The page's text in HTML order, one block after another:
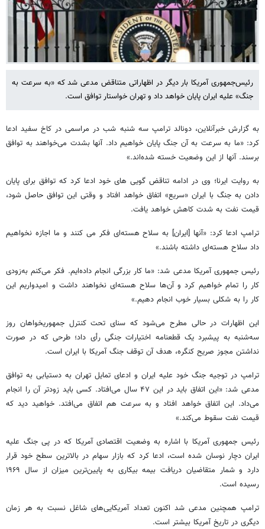
رئیس‌جمهوری آمریکا بار دیگر در اظهاراتی متناقض مدعی شد که «به سرعت به
جنگ» علیه ایران پایان خواهد داد و تهران خواستار توافق است.
به گزارش خبرآنلاین، دونالد ترامپ سه شنبه شب در مراسمی در کاخ سفید ادعا
کرد: «ما به سرعت به آن جنگ پایان خواهیم داد. آنها بشدت می‌خواهند به توافق
برسند. آنها از این وضعیت خسته شده‌اند.»
به روایت ایرنا؛ وی در ادامه تناقض گویی های خود ادعا کرد که توافق برای پایان
دادن به جنگ با ایران «سریع» اتفاق خواهد افتاد و وقتی این توافق حاصل شود،
قیمت نفت به شدت کاهش خواهد یافت.
ترامپ ادعا کرد: «آنها [ایران] به سلاح هسته‌ای فکر می کنند و ما اجازه نخواهیم
داد سلاح هسته‌ای داشته باشند.»
رئیس جمهوری آمریکا مدعی شد: «ما کار بزرگی انجام داده‌ایم. فکر می‌کنم به‌زودی
کار را تمام خواهیم کرد و آن‌ها سلاح هسته‌ای نخواهند داشت و امیدواریم این
کار را به شکلی بسیار خوب انجام دهیم.»
این اظهارات در حالی مطرح می‌شود که سنای تحت کنترل جمهوریخواهان روز
سه‌شنبه به پیشبرد یک قطعنامه اختیارات جنگی رأی داد؛ طرحی که در صورت
نداشتن مجوز صریح کنگره، هدف آن توقف جنگ آمریکا با ایران است.
ترامپ در توجیه جنگ خود علیه ایران و ادعای تمایل تهران به دستیابی به توافق
مدعی شد: «این اتفاق باید در این ۴۷ سال می‌افتاد. کسی باید زودتر آن را انجام
می‌داد. این اتفاق خواهد افتاد و به سرعت هم اتفاق می‌افتد. خواهید دید که
قیمت نفت سقوط می‌کند.»
رئیس جمهوری آمریکا با اشاره به وضعیت اقتصادی آمریکا که در پی جنگ علیه
ایران دچار نوسان شده است، ادعا کرد که بازار سهام در بالاترین سطح خود قرار
دارد و شمار متقاضیان دریافت بیمه بیکاری به پایین‌ترین میزان از سال ۱۹۶۹
رسیده است.
ترامپ همچنین مدعی شد اکنون تعداد آمریکایی‌های شاغل نسبت به هر زمان
دیگری در تاریخ آمریکا بیشتر است.